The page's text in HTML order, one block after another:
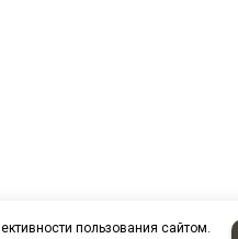
пользования сайтом.